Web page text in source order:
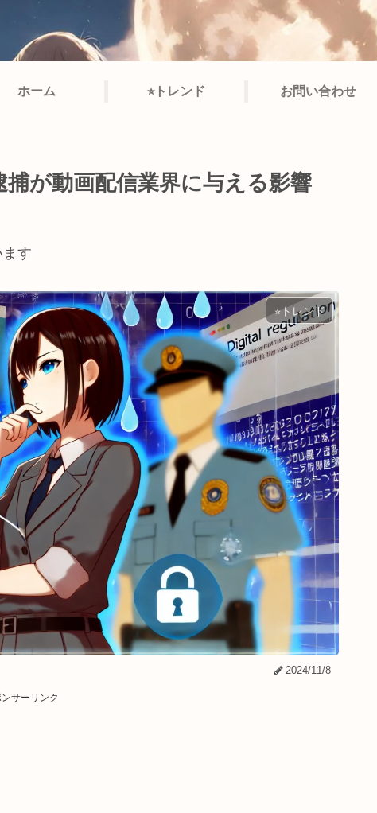
ホーム ⭐︎トレンド お問い合わせ
が動画配信業界に与える影響
す
⭐︎トレンド
2024/11/8
サーリンク